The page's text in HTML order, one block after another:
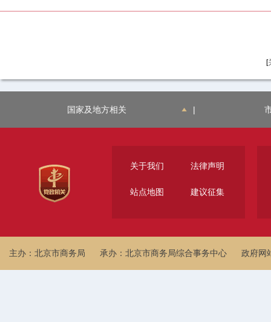
[
国家及地方相关 |
关于我们 法律声明
站点地图 建议征集
主办：北京市商务局 承办：北京市商务局综合事务中心 政府网